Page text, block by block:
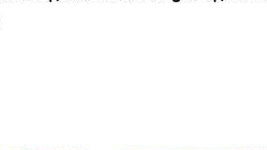
tử Tanita KD-192 với các